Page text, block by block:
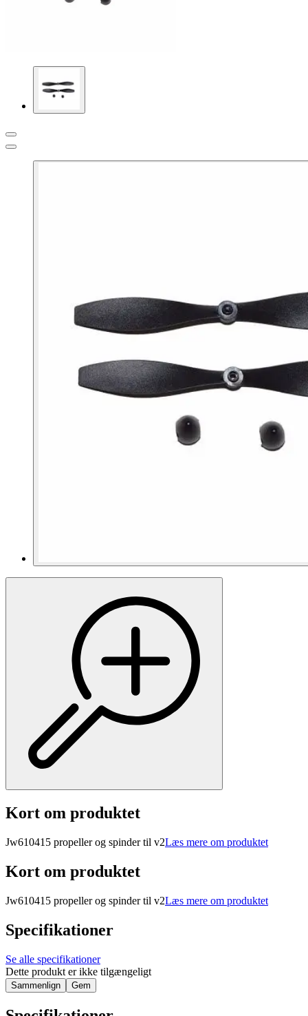
Kort om produktet
Jw610415 propeller og spinder til v2Læs mere om produktet
Kort om produktet
Jw610415 propeller og spinder til v2Læs mere om produktet
Specifikationer
Se alle specifikationer
Dette produkt er ikke tilgængeligt
Sammenlign Gem